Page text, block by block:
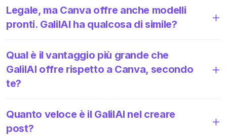
Legale, ma Canva offre anche modelli
pronti. GalilAI ha qualcosa di simile?
Qual è il vantaggio più grande che
GalilAI offre rispetto a Canva, secondo
te?
Quanto veloce è il GalilAI nel creare
post?